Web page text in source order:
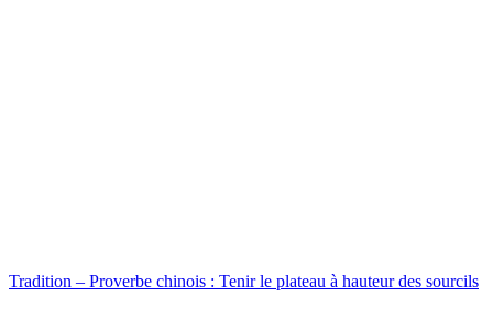
Tradition – Proverbe chinois : Tenir le plateau à hauteur des sourcils